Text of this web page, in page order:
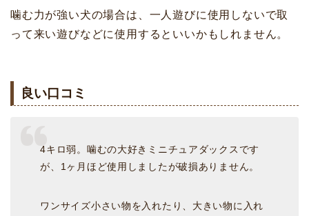
噛む力が強い犬の場合は、一人遊びに使用しないで取
って来い遊びなどに使用するといいかもしれません。
良い口コミ
4キロ弱。噛むの大好きミニチュアダックスです
が、1ヶ月ほど使用しましたが破損ありません。
ワンサイズ小さい物を入れたり、大きい物に入れ